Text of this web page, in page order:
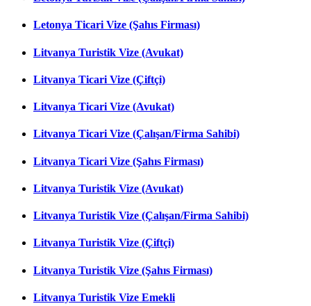
Letonya Ticari Vize (Şahıs Firması)
Litvanya Turistik Vize (Avukat)
Litvanya Ticari Vize (Çiftçi)
Litvanya Ticari Vize (Avukat)
Litvanya Ticari Vize (Çalışan/Firma Sahibi)
Litvanya Ticari Vize (Şahıs Firması)
Litvanya Turistik Vize (Avukat)
Litvanya Turistik Vize (Çalışan/Firma Sahibi)
Litvanya Turistik Vize (Çiftçi)
Litvanya Turistik Vize (Şahıs Firması)
Litvanya Turistik Vize Emekli